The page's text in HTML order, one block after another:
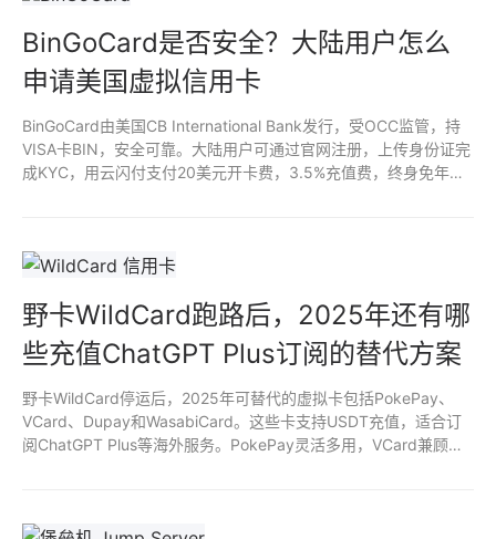
BinGoCard是否安全？大陆用户怎么
申请美国虚拟信用卡
BinGoCard由美国CB International Bank发行，受OCC监管，持
VISA卡BIN，安全可靠。大陆用户可通过官网注册，上传身份证完
成KYC，用云闪付支付20美元开卡费，3.5%充值费，终身免年
野卡WildCard跑路后，2025年还有哪
些充值ChatGPT Plus订阅的替代方案
野卡WildCard停运后，2025年可替代的虚拟卡包括PokePay、
VCard、Dupay和WasabiCard。这些卡支持USDT充值，适合订
阅ChatGPT Plus等海外服务。PokePay灵活多用，VCard兼顾国